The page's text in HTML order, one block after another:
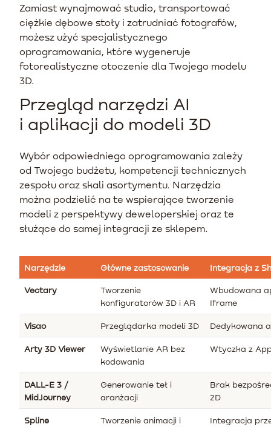
Zamiast wynajmować studio, transportować
ciężkie dębowe stoły i zatrudniać fotografów,
możesz użyć specjalistycznego
oprogramowania, które wygeneruje
fotorealistyczne otoczenie dla Twojego modelu
3D.
Przegląd narzędzi AI
i aplikacji do modeli 3D
Wybór odpowiedniego oprogramowania zależy
od Twojego budżetu, kompetencji technicznych
zespołu oraz skali asortymentu. Narzędzia
można podzielić na te wspierające tworzenie
modeli z perspektywy deweloperskiej oraz te
służące do samej integracji ze sklepem.
Narzędzie Główne zastosowanie Integracja z
Vectary
Tworzenie
konfiguratorów 3D i AR
Wbudowana
Iframe
Visao Przeglądarka modeli 3D Dedykowana
Arty 3D Viewer
Wyświetlanie AR bez
kodowania
Wtyczka z
DALL-E 3 /
MidJourney
Generowanie teł i
aranżacji
Brak
2D
Spline
Tworzenie animacji i
Integracja